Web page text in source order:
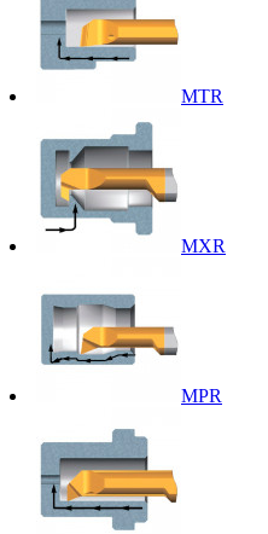
MTR
MXR
MPR